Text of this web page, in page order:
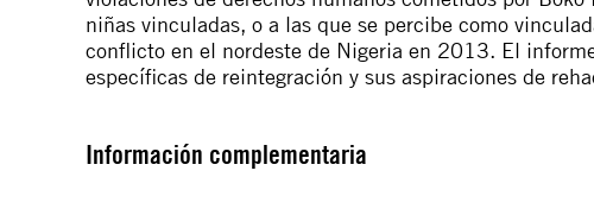
niñas vinculadas, o a las que se percibe como
conflicto en el nordeste de Nigeria en 2013. El
específicas de reintegración y sus aspiraciones de
Información complementaria